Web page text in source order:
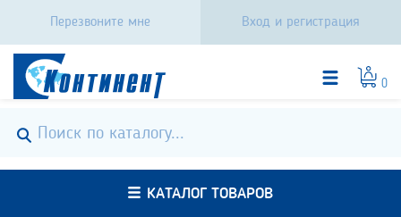
Перезвоните мне Вход и регистрация
0
КАТАЛОГ ТОВАРОВ